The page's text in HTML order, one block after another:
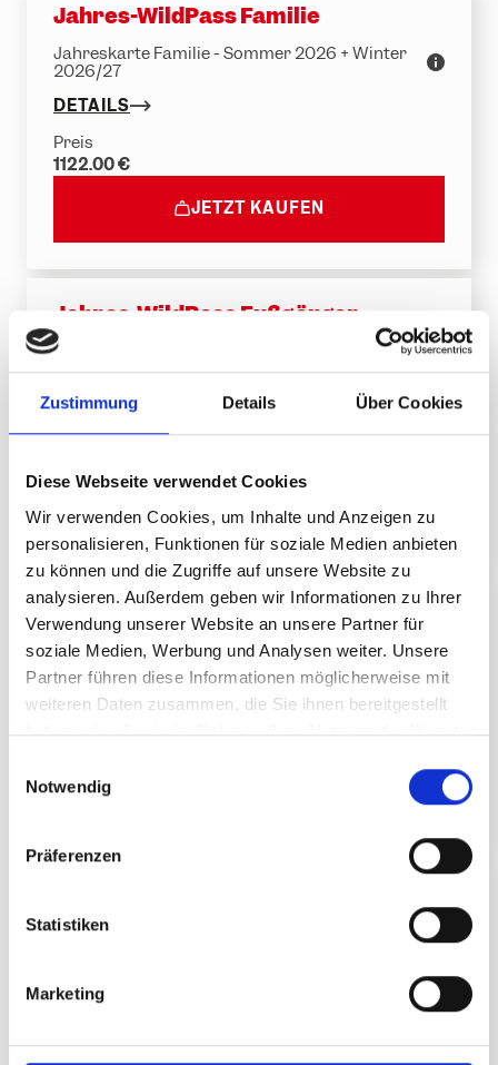
Zustimmung Details Über Cookies
Diese Webseite verwendet Cookies
Wir verwenden Cookies, um Inhalte und Anzeigen zu
personalisieren, Funktionen für soziale Medien anbieten
zu können und die Zugriffe auf unsere Website zu
analysieren. Außerdem geben wir Informationen zu Ihrer
Verwendung unserer Website an unsere Partner für
soziale Medien, Werbung und Analysen weiter. Unsere
Partner führen diese Informationen möglicherweise mit
weiteren Daten zusammen, die Sie ihnen bereitgestellt
haben oder die sie im Rahmen Ihrer Nutzung der Dienste
Notwendig
Präferenzen
Statistiken
Marketing
Jahres-WildPass Familie
Jahreskarte Familie - Sommer 2026 + Winter
2026/27
DETAILS
Preis
1122.00 €
JETZT KAUFEN
Jahres-WildPass Fußgänger
Jahreskarte Fußgänger - Sommer 2026 +
Winter 2026/27
DETAILS
Preis
JETZT KAUFEN
E-Parkticket
inklusive Strom
DETAILS
Skipass - Winter 2026/27